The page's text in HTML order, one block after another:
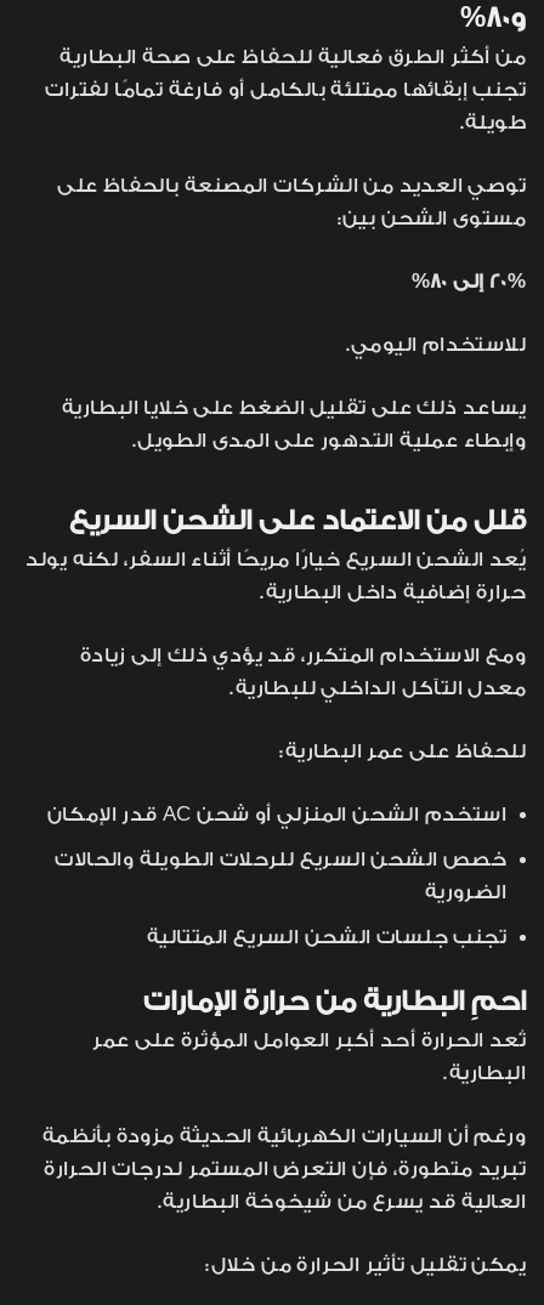
و80%
من أكثر الطرق فعالية للحفاظ على صحة البطارية
تجنب إبقائها ممتلئة بالكامل أو فارغة تمامًا لفترات
طويلة.
توصي العديد من الشركات المصنعة بالحفاظ على
مستوى الشحن بين:
20% إلى 80%
للاستخدام اليومي.
يساعد ذلك على تقليل الضغط على خلايا البطارية
وإبطاء عملية التدهور على المدى الطويل.
قلل من الاعتماد على الشحن السريع
يُعد الشحن السريع خيارًا مريحًا أثناء السفر، لكنه يولد
حرارة إضافية داخل البطارية.
ومع الاستخدام المتكرر، قد يؤدي ذلك إلى زيادة
معدل التآكل الداخلي للبطارية.
للحفاظ على عمر البطارية:
استخدم الشحن المنزلي أو شحن AC قدر الإمكان
خصص الشحن السريع للرحلات الطويلة والحالات
الضرورية
تجنب جلسات الشحن السريع المتتالية
احمِ البطارية من حرارة الإمارات
تُعد الحرارة أحد أكبر العوامل المؤثرة على عمر
البطارية.
ورغم أن السيارات الكهربائية الحديثة مزودة بأنظمة
تبريد متطورة، فإن التعرض المستمر لدرجات الحرارة
العالية قد يسرع من شيخوخة البطارية.
يمكن تقليل تأثير الحرارة من خلال: